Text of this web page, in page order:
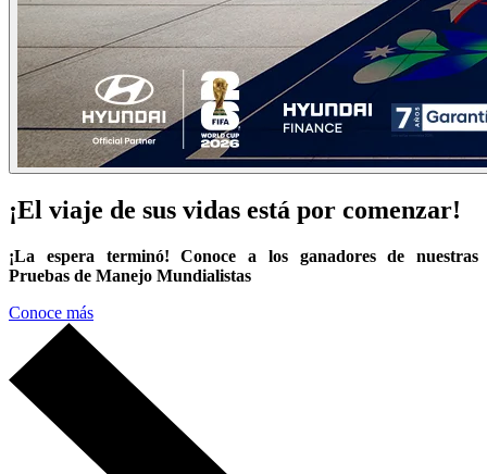
¡El viaje de sus vidas está por comenzar!
¡La espera terminó! Conoce a los ganadores de nuestras
Pruebas de Manejo Mundialistas
Conoce más